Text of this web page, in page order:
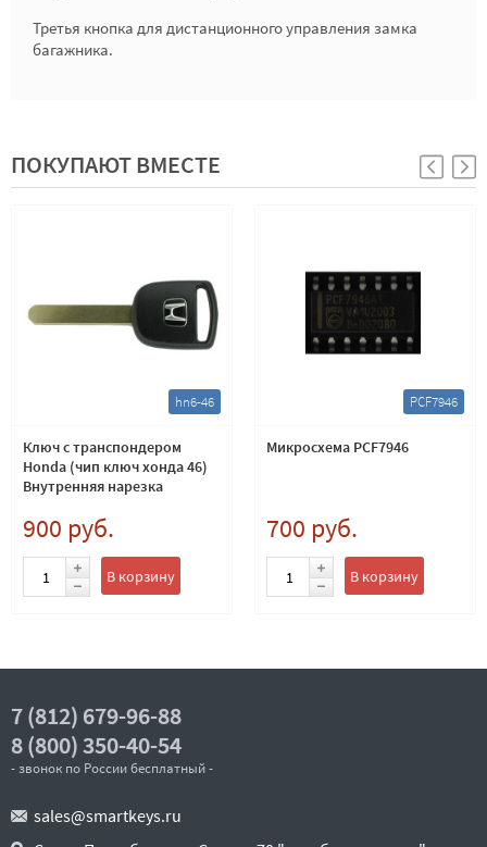
Третья кнопка для дистанционного управления замка
багажника.
ПОКУПАЮТ ВМЕСТЕ
hn6-46
Ключ с транспондером
Honda (чип ключ хонда 46)
Внутренняя нарезка
900 руб.
В корзину
PCF7946
Микросхема PCF7946
700 руб.
В корзину
7 (812) 679-96-88
8 (800) 350-40-54
- звонок по России бесплатный -
sales@smartkeys.ru